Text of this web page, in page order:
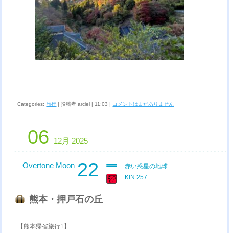
Categories:旅行 | 投稿者 arciel | 11:03 | コメントはまだありません
06 12月 2025
Overtone Moon 22
赤い惑星の地球
KIN 257
熊本・押戸石の丘
【熊本帰省旅行1】